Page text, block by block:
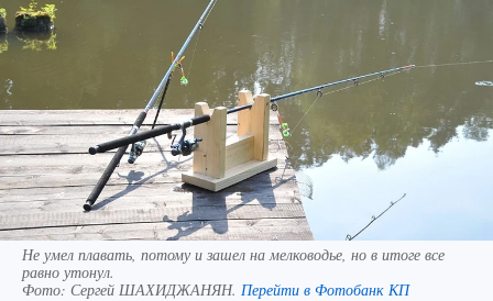
Не умел плавать, потому и зашел на мелководье, но в итоге все
равно утонул.
Фото: Сергей ШАХИДЖАНЯН. Перейти в Фотобанк КП